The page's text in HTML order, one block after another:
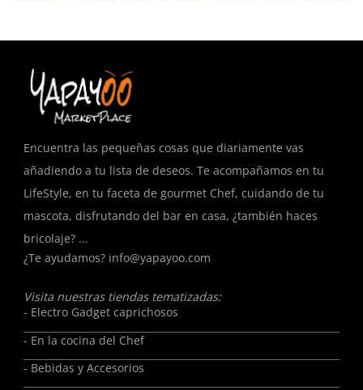
Encuentra las pequeñas cosas que diariamente vas
añadiendo a tu lista de deseos. Te acompañamos en tu
LifeStyle, en tu faceta de gourmet Chef, cuidando de tu
mascota, disfrutando del bar en casa, ¿también haces
bricolaje? ...
¿Te ayudamos? info@yapayoo.com
Visita nuestras tiendas tematizadas:
- Electro Gadget caprichosos
- En la cocina del Chef
- Bebidas y Accesorios